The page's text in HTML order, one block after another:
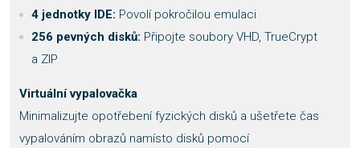
4 jednotky IDE: Povolí pokročilou emulaci
256 pevných disků: Připojte soubory VHD, TrueCrypt
a ZIP
Virtuální vypalovačka
Minimalizujte opotřebení fyzických disků a ušetřete čas
vypalováním obrazů namísto disků pomocí